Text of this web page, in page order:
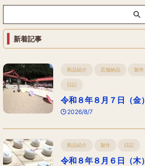
新着記事
商品紹介 店舗納品 製作
日記
令和８年８月７日（金）
2026/8/7
商品紹介 製作 日記
令和８年８月６日（木）